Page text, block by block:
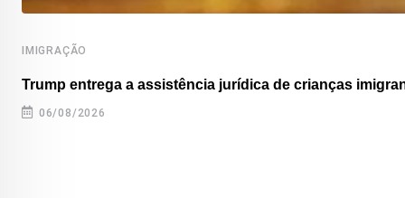
IMIGRAÇÃO
Trump entrega a assistência jurídica de crianças
06/08/2026